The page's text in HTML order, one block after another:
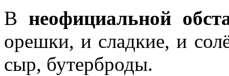
В неофициальной
орешки, и сладкие, и
сыр, бутерброды.